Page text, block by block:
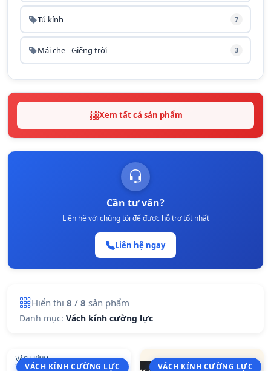
Tủ kính 7
Mái che - Giếng trời 3
Xem tất cả sản phẩm
Cần tư vấn?
Liên hệ với chúng tôi để được hỗ trợ tốt nhất
Liên hệ ngay
Hiển thị 8 / 8 sản phẩm
Danh mục: Vách kính cường lực
VÁCH KÍNH CƯỜNG LỰC VÁCH KÍNH CƯỜNG LỰC